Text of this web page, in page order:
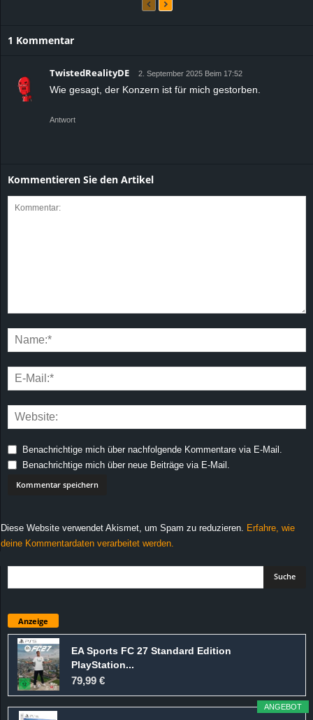
1 Kommentar
TwistedRealityDE 2. September 2025 Beim 17:52
Wie gesagt, der Konzern ist für mich gestorben.
Antwort
Kommentieren Sie den Artikel
Benachrichtige mich über nachfolgende Kommentare via E-Mail.
Benachrichtige mich über neue Beiträge via E-Mail.
Diese Website verwendet Akismet, um Spam zu reduzieren. Erfahre, wie
deine Kommentardaten verarbeitet werden.
Anzeige
EA Sports FC 27 Standard Edition
PlayStation...
79,99 €
ANGEBOT